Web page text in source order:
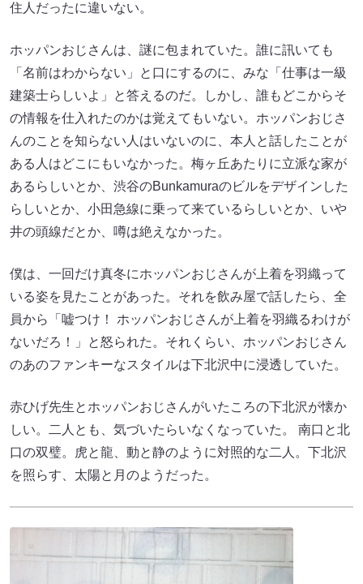
住人だったに違いない。
ホッパンおじさんは、謎に包まれていた。誰に訊いても
「名前はわからない」と口にするのに、みな「仕事は一級
建築士らしいよ」と答えるのだ。しかし、誰もどこからそ
の情報を仕入れたのかは覚えてもいない。ホッパンおじさ
んのことを知らない人はいないのに、本人と話したことが
ある人はどこにもいなかった。梅ヶ丘あたりに立派な家が
あるらしいとか、渋谷のBunkamuraのビルをデザインした
らしいとか、小田急線に乗って来ているらしいとか、いや
井の頭線だとか、噂は絶えなかった。
僕は、一回だけ真冬にホッパンおじさんが上着を羽織って
いる姿を見たことがあった。それを飲み屋で話したら、全
員から「嘘つけ！ ホッパンおじさんが上着を羽織るわけが
ないだろ！」と怒られた。それくらい、ホッパンおじさん
のあのファンキーなスタイルは下北沢中に浸透していた。
赤ひげ先生とホッパンおじさんがいたころの下北沢が懐か
しい。二人とも、気づいたらいなくなっていた。 南口と北
口の双璧。虎と龍、動と静のように対照的な二人。下北沢
を照らす、太陽と月のようだった。